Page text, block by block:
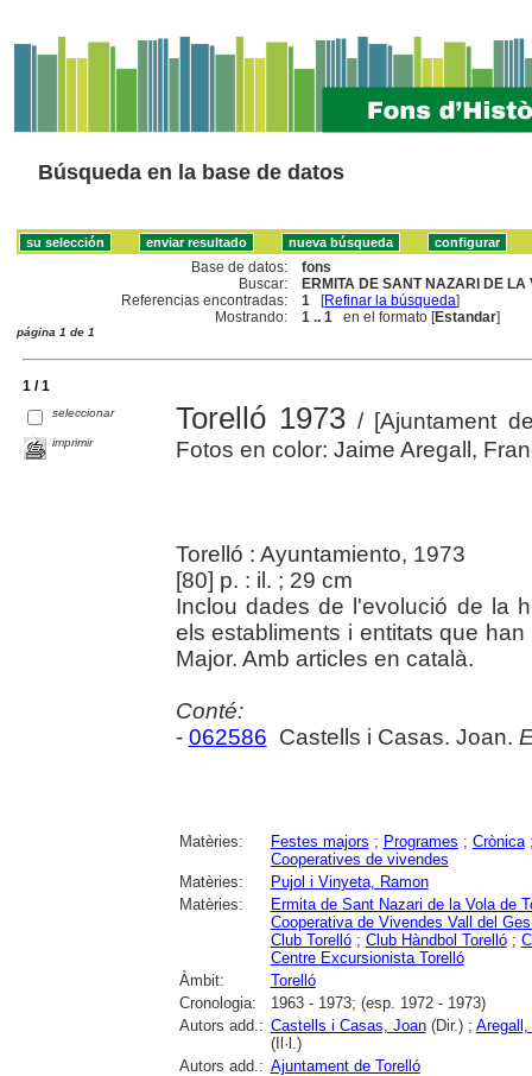
Búsqueda en la base de datos
Base de datos:
fons
Buscar:
ERMITA DE SANT NAZARI DE
Referencias encontradas:
1 [Refinar la búsqueda]
Mostrando:
1 .. 1 en el formato [Estandar]
página 1 de 1
1 / 1
seleccionar
imprimir
Torelló 1973 / [Ajuntament
Fotos en color: Jaime Aregall,
Torelló : Ayuntamiento, 1973
[80] p. : il. ; 29 cm
Inclou dades de l'evolució de la
els establiments i entitats que
Major. Amb articles en català.
Conté:
- 062586 Castells i Casas. Joan.
Matèries: Festes majors ; Programes ; Crònica
Cooperatives de vivendes
Matèries:
Pujol i Vinyeta, Ramon
Matèries:
Ermita de Sant Nazari de la Vola de
Cooperativa de Vivendes Vall del
Club Torelló; Club Hàndbol Torelló;
Centre Excursionista Torelló
Àmbit:
Torelló
Cronologia:
1963 - 1973; (esp. 1972 - 1973)
Autors add.: Castells i Casas, Joan(Dir.) ;
(Il·l.)
Autors add.: Ajuntament de Torelló